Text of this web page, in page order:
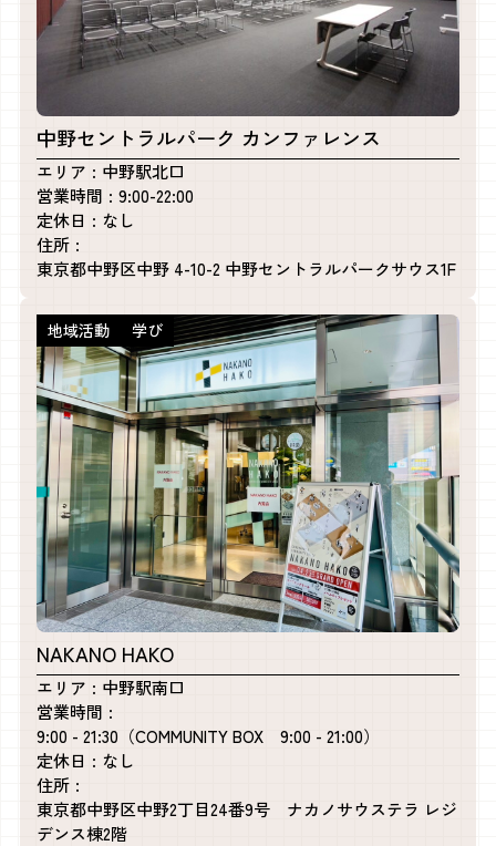
中野セントラルパーク カンファレンス
エリア
中野駅北口
営業時間
9:00-22:00
定休日
なし
住所
東京都中野区中野 4-10-2 中野セントラルパークサウス1F
地域活動 学び
NAKANO HAKO
エリア
中野駅南口
営業時間
9:00 - 21:30（COMMUNITY BOX 9:00 - 21:00）
定休日
なし
住所
東京都中野区中野2丁目24番9号 ナカノサウステラ レジ
デンス棟2階